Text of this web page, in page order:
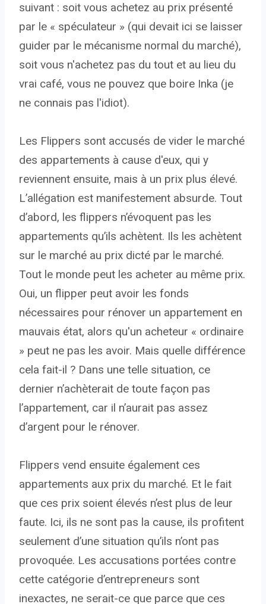
suivant : soit vous achetez au prix présenté
par le « spéculateur » (qui devait ici se laisser
guider par le mécanisme normal du marché),
soit vous n'achetez pas du tout et au lieu du
vrai café, vous ne pouvez que boire Inka (je
ne connais pas l'idiot).
Les Flippers sont accusés de vider le marché
des appartements à cause d'eux, qui y
reviennent ensuite, mais à un prix plus élevé.
L’allégation est manifestement absurde. Tout
d’abord, les flippers n’évoquent pas les
appartements qu’ils achètent. Ils les achètent
sur le marché au prix dicté par le marché.
Tout le monde peut les acheter au même prix.
Oui, un flipper peut avoir les fonds
nécessaires pour rénover un appartement en
mauvais état, alors qu'un acheteur « ordinaire
» peut ne pas les avoir. Mais quelle différence
cela fait-il ? Dans une telle situation, ce
dernier n’achèterait de toute façon pas
l’appartement, car il n’aurait pas assez
d’argent pour le rénover.
Flippers vend ensuite également ces
appartements aux prix du marché. Et le fait
que ces prix soient élevés n’est plus de leur
faute. Ici, ils ne sont pas la cause, ils profitent
seulement d’une situation qu’ils n’ont pas
provoquée. Les accusations portées contre
cette catégorie d’entrepreneurs sont
inexactes, ne serait-ce que parce que ces